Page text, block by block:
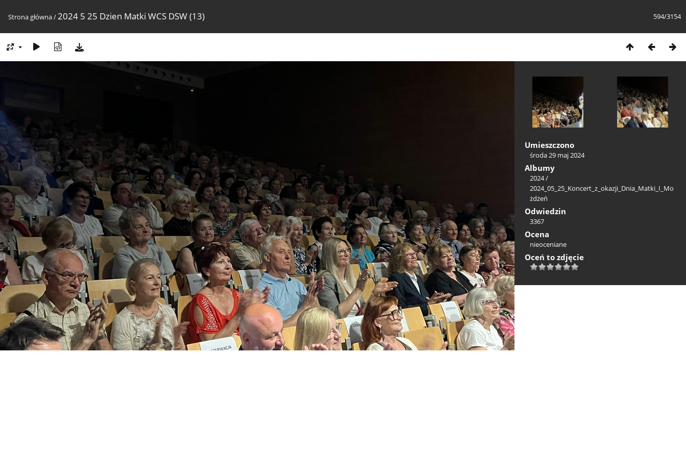
594/3154
Strona główna/2024 5 25 Dzien Matki WCS DSW (13)
Umieszczono
środa 29 maj 2024
Albumy
2024/
2024_05_25_Koncert_z_okazji_Dnia_Matki_I_Mo
żdżeń
Odwiedzin
3367
Ocena
nieoceniane
Oceń to zdjęcie